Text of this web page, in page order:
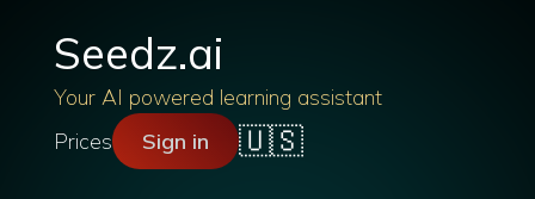
Seedz.ai
Your AI powered learning assistant
Prices
Sign in 🇺🇸